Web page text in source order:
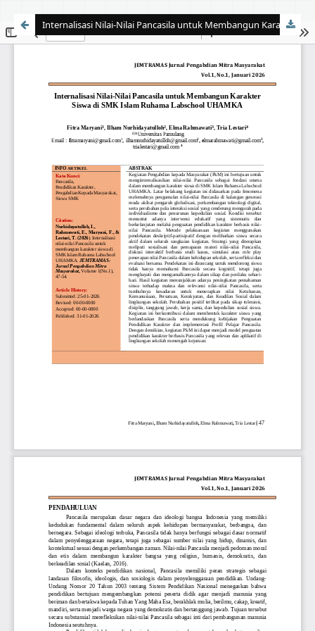
Internalisasi Nilai-Nilai Pancasila untuk Membangun Karakter Siswa di SMK Islam Ruhama Labschool UHAMKA